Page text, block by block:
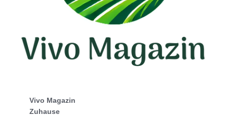
Vivo Magazin
Zuhause